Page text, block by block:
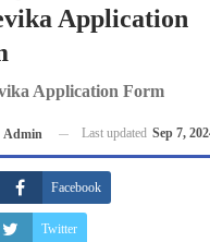
Application
Application Form
Admin Last updated Sep 7,
Facebook
Twitter